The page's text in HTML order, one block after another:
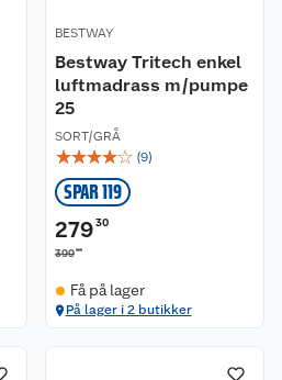
BESTWAY
Bestway Tritech enkel
luftmadrass m/pumpe
25
SORT/GRÅ
☆☆☆☆☆ (9)
SPAR 119
27930
39900
Få på lager
På lager i 2 butikker